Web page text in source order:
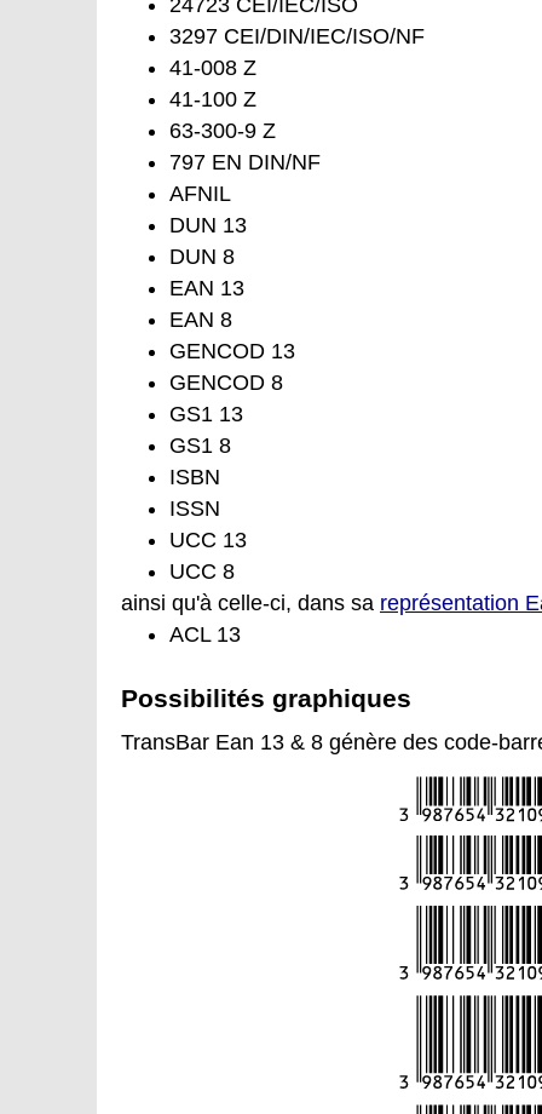
24723 CEI/IEC/ISO
3297 CEI/DIN/IEC/ISO/NF
41-008 Z
41-100 Z
63-300-9 Z
797 EN DIN/NF
AFNIL
DUN 13
DUN 8
EAN 13
EAN 8
GENCOD 13
GENCOD 8
GS1 13
GS1 8
ISBN
ISSN
UCC 13
UCC 8
ainsi qu'à celle-ci, dans sa représentation
ACL 13
Possibilités graphiques
TransBar Ean 13 & 8 génère des code-